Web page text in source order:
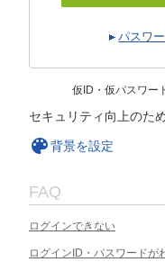
パスワ
仮ID・仮パスワー
セキュリティ向上のた
背景を設定
FAQ
ログインできない
ログインID・パスワードが